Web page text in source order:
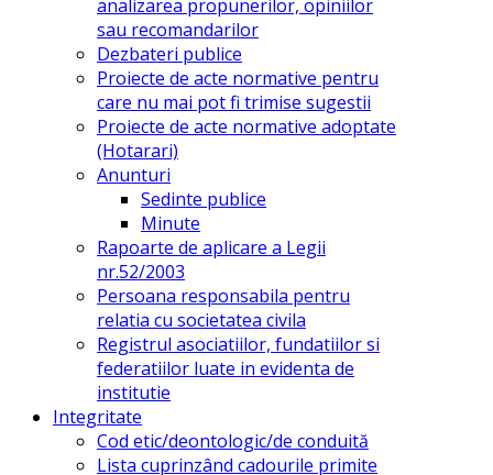
analizarea propunerilor, opiniilor
sau recomandarilor
Dezbateri publice
Proiecte de acte normative pentru
care nu mai pot fi trimise sugestii
Proiecte de acte normative adoptate
(Hotarari)
Anunturi
Sedinte publice
Minute
Rapoarte de aplicare a Legii
nr.52/2003
Persoana responsabila pentru
relatia cu societatea civila
Registrul asociatiilor, fundatiilor si
federatiilor luate in evidenta de
institutie
Integritate
Cod etic/deontologic/de conduită
Lista cuprinzând cadourile primite